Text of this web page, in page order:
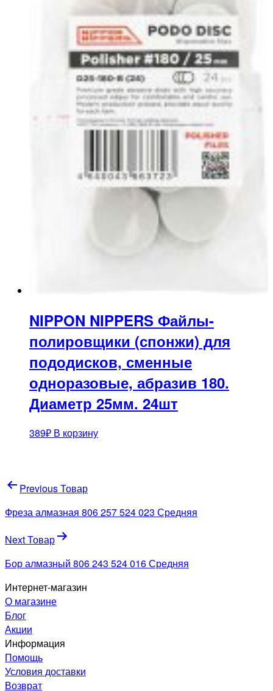
NIPPON NIPPERS Файлы-
полировщики (спонжи) для
пододисков, сменные
одноразовые, абразив 180.
Диаметр 25мм. 24шт
389₽ В корзину
Навигация
по
записям
Previous Товар
Фреза алмазная 806 257 524 023 Средняя
Next Товар
Бор алмазный 806 243 524 016 Средняя
Интернет-магазин
О магазине
Блог
Акции
Информация
Помощь
Условия доставки
Возврат